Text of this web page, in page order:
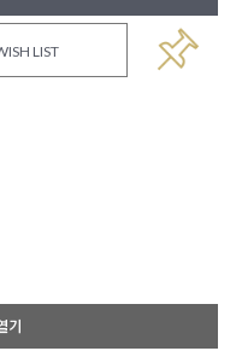
LIST
기